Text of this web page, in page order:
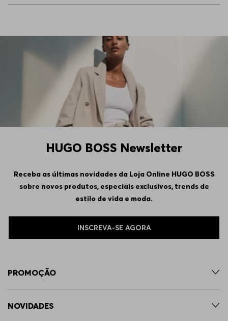
EP - XS Indisponível
4GG Indisponível
HUGO BOSS Newsletter
Receba as últimas novidades da Loja Online HUGO BOSS
sobre novos produtos, especiais exclusivos, trends de
estilo de vida e moda.
INSCREVA-SE AGORA
PROMOÇÃO
NOVIDADES